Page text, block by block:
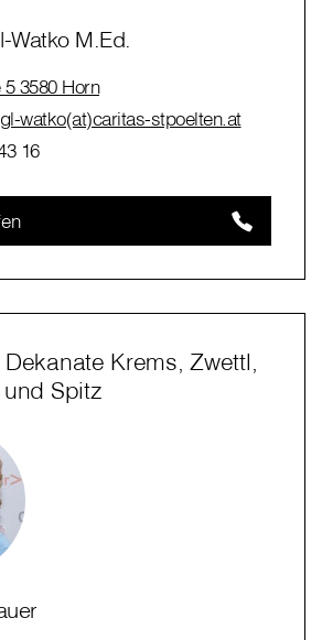
Watko M.Ed.
3580 Horn
watko(at)caritas-stpoelten.at
16
Krems, Zwettl,
Spitz